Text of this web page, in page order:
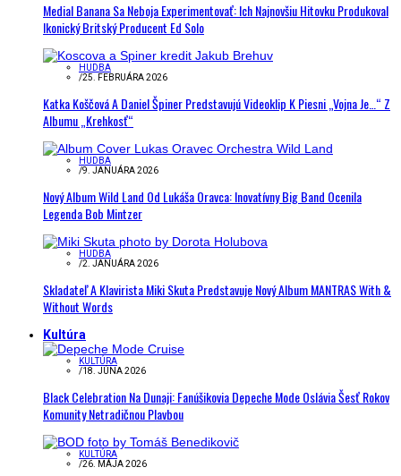
Medial Banana Sa Neboja Experimentovať: Ich Najnovšiu Hitovku Produkoval
Ikonický Britský Producent Ed Solo
HUDBA
/25. FEBRUÁRA 2026
Katka Koščová A Daniel Špiner Predstavujú Videoklip K Piesni „Vojna Je…“ Z
Albumu „Krehkosť“
HUDBA
/9. JANUÁRA 2026
Nový Album Wild Land Od Lukáša Oravca: Inovatívny Big Band Ocenila
Legenda Bob Mintzer
HUDBA
/2. JANUÁRA 2026
Skladateľ A Klavirista Miki Skuta Predstavuje Nový Album MANTRAS With &
Without Words
Kultúra
KULTÚRA
/18. JÚNA 2026
Black Celebration Na Dunaji: Fanúšikovia Depeche Mode Oslávia Šesť Rokov
Komunity Netradičnou Plavbou
KULTÚRA
/26. MÁJA 2026